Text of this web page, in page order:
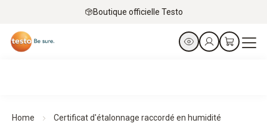
Boutique officielle Testo
Home Certificat d'étalonnage raccordé en humidité